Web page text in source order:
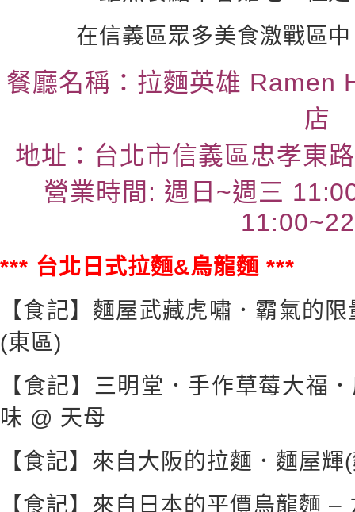
在信義區眾多美食激戰區
餐廳名稱：拉麵英雄 Ramen
店
地址：台北市信義區忠孝東
營業時間: 週日~週三
*** 台北日式拉麵&烏龍麵 ***
【食記】麵屋武藏虎嘯．霸氣的
(東區)
【食記】三明堂．手作草莓大福
味 @ 天母
【食記】來自大阪的拉麵．麵屋
【食記】來自日本的平價烏龍麵